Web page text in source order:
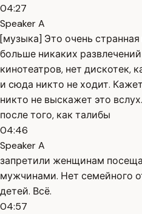
04:27
Speaker A
[музыка] Это очень
больше никаких
кинотеатров, нет дискотек,
и сюда никто не ходит.
никто не выскажет это
после того, как талибы
04:46
Speaker A
запретили женщинам
мужчинами. Нет семейного
детей. Всё.
04:57